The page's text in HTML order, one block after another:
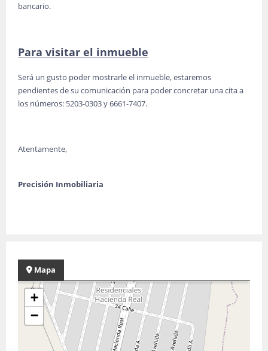
bancario.
Para visitar el inmueble
Será un gusto poder mostrarle el inmueble, estaremos
pendientes de su comunicación para poder concretar una cita a
los números: 5203-0303 y 6661-7407.
Atentamente,
Precisión Inmobiliaria
Mapa
+
−